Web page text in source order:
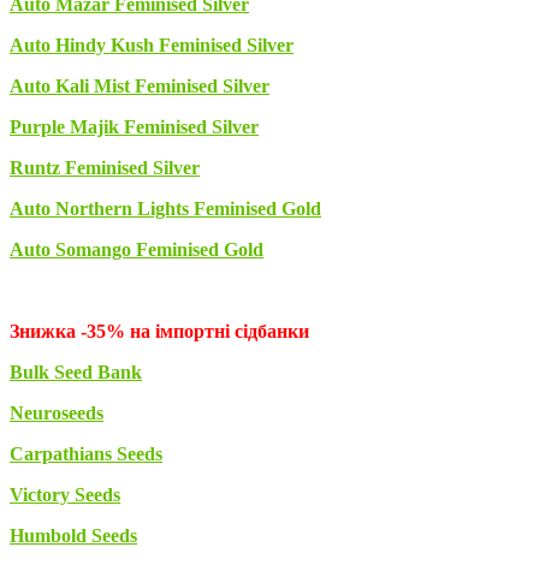
Auto Mazar Feminised Silver
Auto Hindy Kush Feminised Silver
Auto Kali Mist Feminised Silver
Purple Majik Feminised Silver
Runtz Feminised Silver
Auto Northern Lights Feminised Gold
Auto Somango Feminised Gold
Знижка -35% на імпортні сідбанки
Bulk Seed Bank
Neuroseeds
Carpathians Seeds
Victory Seeds
Humbold Seeds